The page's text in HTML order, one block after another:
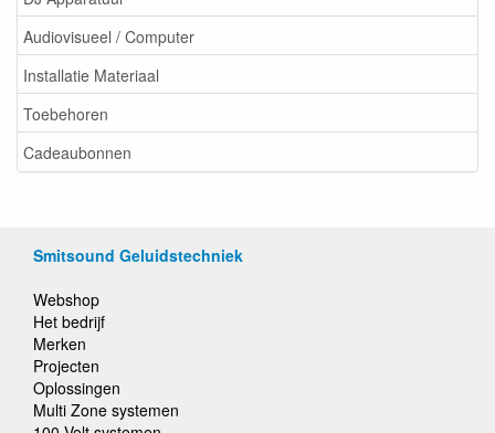
Audiovisueel / Computer
Installatie Materiaal
Toebehoren
Cadeaubonnen
Smitsound Geluidstechniek
Webshop
Het bedrijf
Merken
Projecten
Oplossingen
Multi Zone systemen